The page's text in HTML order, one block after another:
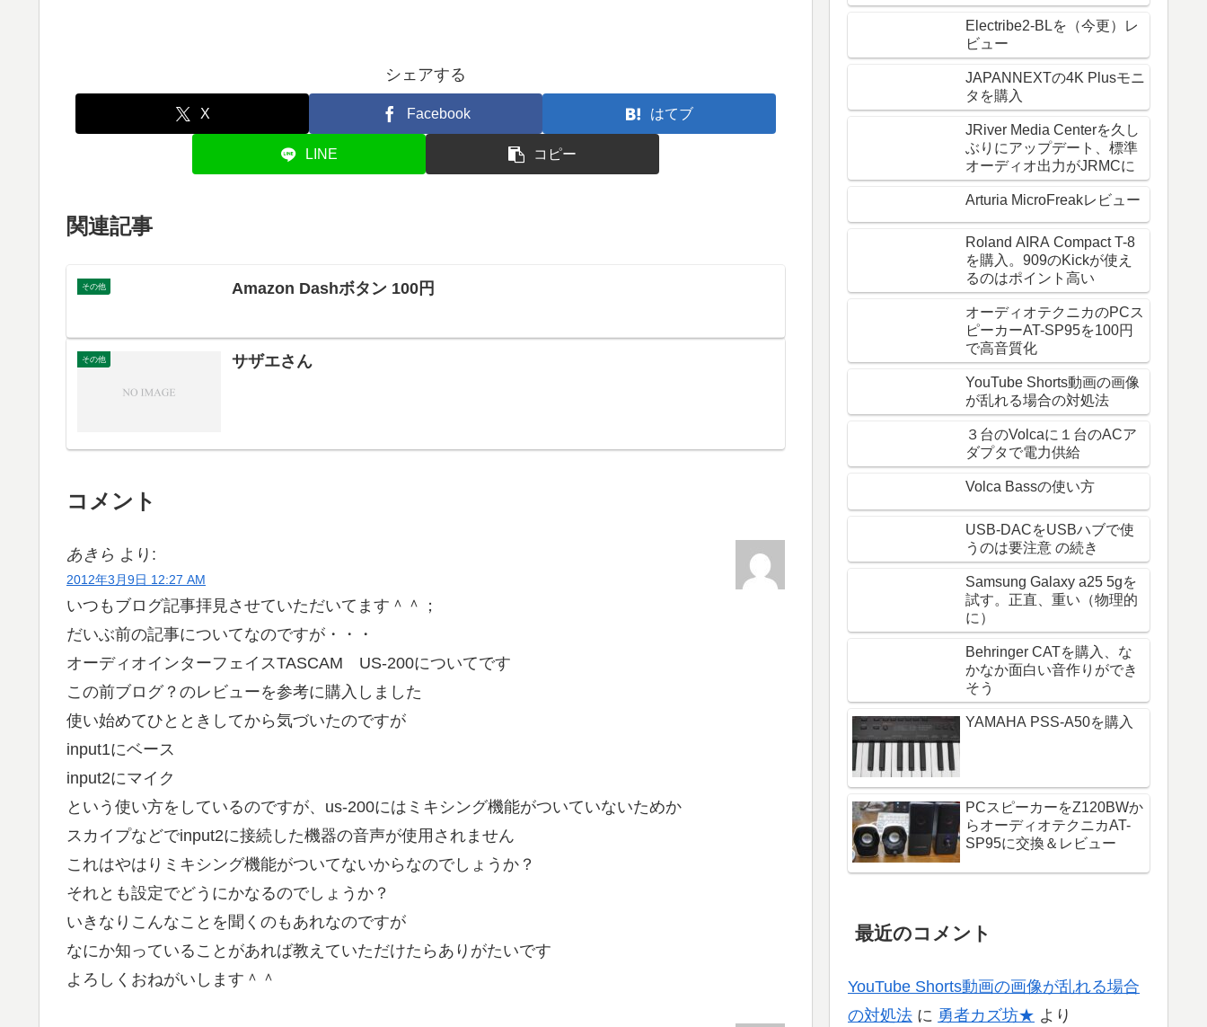
シェアする
X Facebook はてブ
LINE コピー
関連記事
その他 Amazon Dashボタン 100円
その他 サザエさん
コメント
あきら より:
2012年3月9日 12:27 AM
いつもブログ記事拝見させていただいてます＾＾；
だいぶ前の記事についてなのですが・・・
オーディオインターフェイスTASCAM US-200についてです
この前ブログ？のレビューを参考に購入しました
使い始めてひとときしてから気づいたのですが
input1にベース
input2にマイク
という使い方をしているのですが、us-200にはミキシング機能がついていないためか
スカイプなどでinput2に接続した機器の音声が使用されません
これはやはりミキシング機能がついてないからなのでしょうか？
それとも設定でどうにかなるのでしょうか？
いきなりこんなことを聞くのもあれなのですが
なにか知っていることがあれば教えていただけたらありがたいです
よろしくおねがいします＾＾
Electribe2-BLを（今更）レ
ビュー
JAPANNEXTの4K Plusモニ
タを購入
JRiver Media Centerを久し
ぶりにアップデート、標準
オーディオ出力がJRMCに
Arturia MicroFreakレビュー
Roland AIRA Compact T-8
を購入。909のKickが使え
るのはポイント高い
オーディオテクニカのPCス
ピーカーAT-SP95を100円
で高音質化
YouTube Shorts動画の画像
が乱れる場合の対処法
３台のVolcaに１台のACア
ダプタで電力供給
Volca Bassの使い方
USB-DACをUSBハブで使
うのは要注意 の続き
Samsung Galaxy a25 5gを
試す。正直、重い（物理的
に）
Behringer CATを購入、な
かなか面白い音作りができ
そう
YAMAHA PSS-A50を購入
PCスピーカーをZ120BWか
らオーディオテクニカAT-
SP95に交換＆レビュー
最近のコメント
YouTube Shorts動画の画像が乱れる場合
の対処法 に 勇者カズ坊★ より